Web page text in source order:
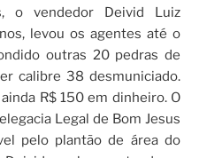
o vendedor Deivid Luiz
levou os agentes até o
outras 20 pedras de
calibre 38 desmuniciado.
R$ 150 em dinheiro. O
Legal de Bom Jesus
pelo plantão de área do